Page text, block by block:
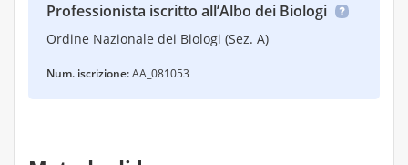
Professionista iscritto all’Albo dei Biologi
Ordine Nazionale dei Biologi (Sez. A)
Num. iscrizione:AA_081053